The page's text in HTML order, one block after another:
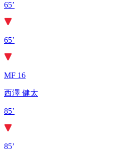
65’
65’
MF 16
西澤 健太
85’
85’